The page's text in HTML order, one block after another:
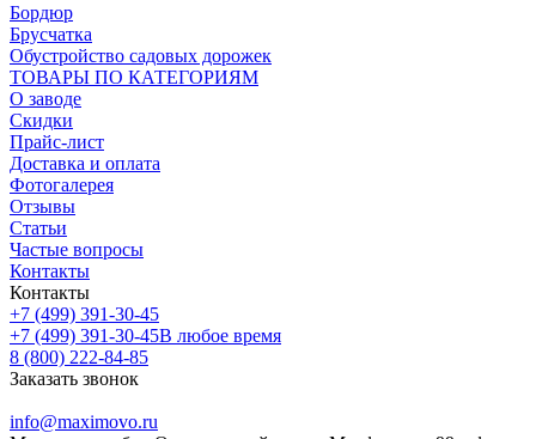
Бордюр
Брусчатка
Обустройство садовых дорожек
ТОВАРЫ ПО КАТЕГОРИЯМ
О заводе
Скидки
Прайс-лист
Доставка и оплата
Фотогалерея
Отзывы
Статьи
Частые вопросы
Контакты
Контакты
+7 (499) 391-30-45
+7 (499) 391-30-45В любое время
8 (800) 222-84-85
Заказать звонок
info@maximovo.ru